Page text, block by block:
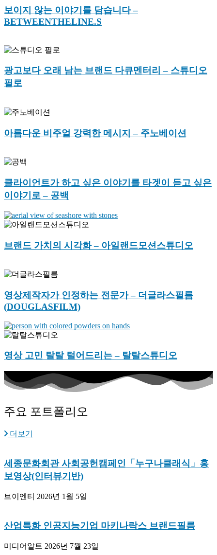
보이지 않는 이야기를 담습니다 –
BETWEENTHELINE.S
광고보다 오래 남는 브랜드 다큐멘터리 – 스튜디오
필로
아름다운 비주얼 강력한 메시지 – 주노베이션
클라이언트가 하고 싶은 이야기를 타겟이 듣고 싶은
이야기로 – 공백
브랜드 가치의 시각화 – 아일랜드모션스튜디오
영상제작자가 인정하는 전문가 – 더글라스필름
(DOUGLASFILM)
영상 고민 탈탈 털어드리는 – 탈탈스튜디오
주요 포트폴리오
더보기
세종문화회관 사회공헌캠페인「누구나클래식」홍
보영상(인터뷰기반)
브이엔티 2026년 1월 5일
산업특화 인공지능기업 마키나락스 브랜드필름
미디어알트 2026년 7월 23일